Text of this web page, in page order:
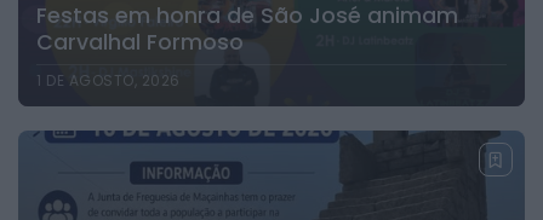
Festas em honra de São José animam
Carvalhal Formoso
1 DE AGOSTO, 2026